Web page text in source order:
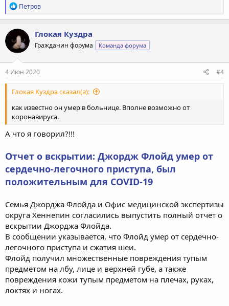
Р
е
а
к
ц
и
и
:
Петров
Глокая Куздра
Гражданин форума Команда форума
4 Июн 2020 #4
Глокая Куздра сказал(а):
как извеcтно он умер в больнице. Вполне возможно от
коронавируса.
А что я говорил?!!!
Отчет о вскрытии: Джордж Флойд умер от
сердечно-легочного приступа, был
положительным для COVID-19
Семья Джорджа Флойда и Офис медицинской экспертизы
округа Хеннепин согласились выпустить полный отчет о
вскрытии Джорджа Флойда.
В сообщении указывается, что Флойд умер от сердечно-
легочного приступа и сжатия шеи.
Флойд получил множественные повреждения тупым
предметом на лбу, лице и верхней губе, а также
повреждения кожи тупым предметом на плечах, руках,
локтях и ногах.